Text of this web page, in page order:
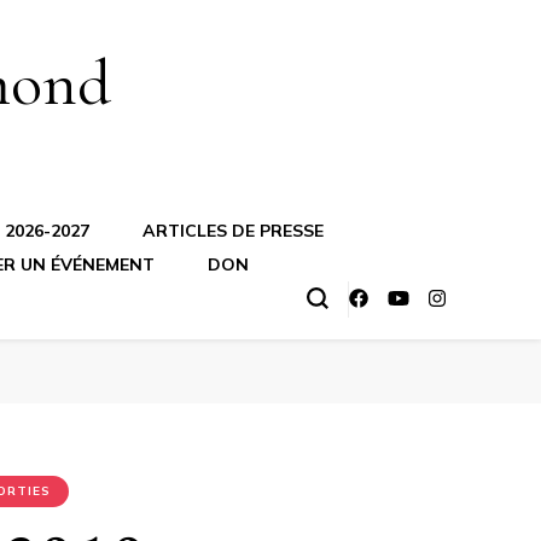
2026-2027
ARTICLES DE PRESSE
UN ÉVÉNEMENT
DON